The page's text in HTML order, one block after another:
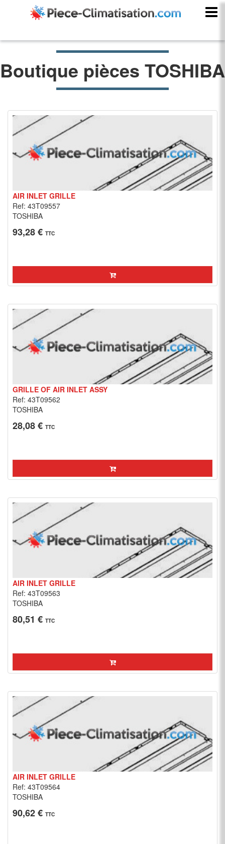
Boutique pièces TOSHIBA
AIR INLET GRILLE
Ref: 43T09557
TOSHIBA
93,28 € TTC
GRILLE OF AIR INLET ASSY
Ref: 43T09562
TOSHIBA
28,08 € TTC
AIR INLET GRILLE
Ref: 43T09563
TOSHIBA
80,51 € TTC
AIR INLET GRILLE
Ref: 43T09564
TOSHIBA
90,62 € TTC